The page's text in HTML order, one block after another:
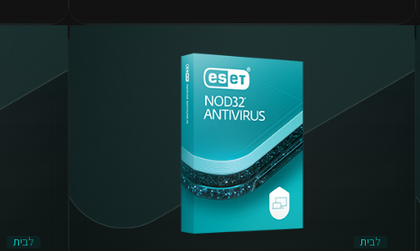
לבית לבית